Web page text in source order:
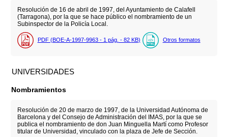
Resolución de 16 de abril de 1997, del Ayuntamiento de Calafell
(Tarragona), por la que se hace público el nombramiento de un
Subinspector de la Policía Local.
PDF (BOE-A-1997-9963 - 1 pág. - 82 KB) Otros formatos
UNIVERSIDADES
Nombramientos
Resolución de 20 de marzo de 1997, de la Universidad Autónoma de
Barcelona y del Consejo de Administración del IMAS, por la que se
publica el nombramiento de don Juan Minguella Martí como Profesor
titular de Universidad, vinculado con la plaza de Jefe de Sección.